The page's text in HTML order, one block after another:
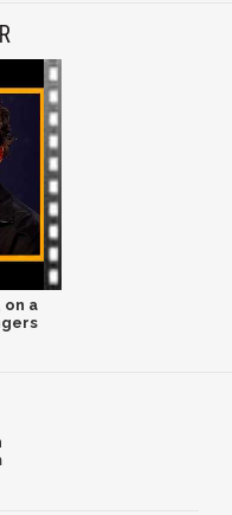
on a